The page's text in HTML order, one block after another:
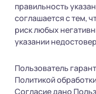
правильность
соглашается с тем,
риск любых
указании
Пользователь
Политикой
Согласие дано